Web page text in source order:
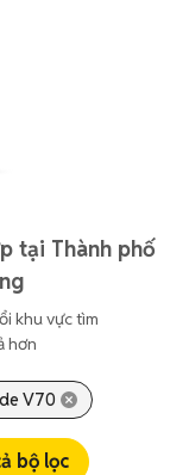
tại Thành phố
khu vực tìm
hơn
V70
bộ lọc